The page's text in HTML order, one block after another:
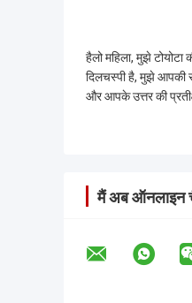
हैलो महिला, मुझे
दिलचस्पी है, मुझे आपकी
और आपके उत्तर की
मैं अब ऑनलाइन